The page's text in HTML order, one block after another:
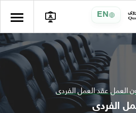
EN
العمل عقد العمل الفردى
الفردى